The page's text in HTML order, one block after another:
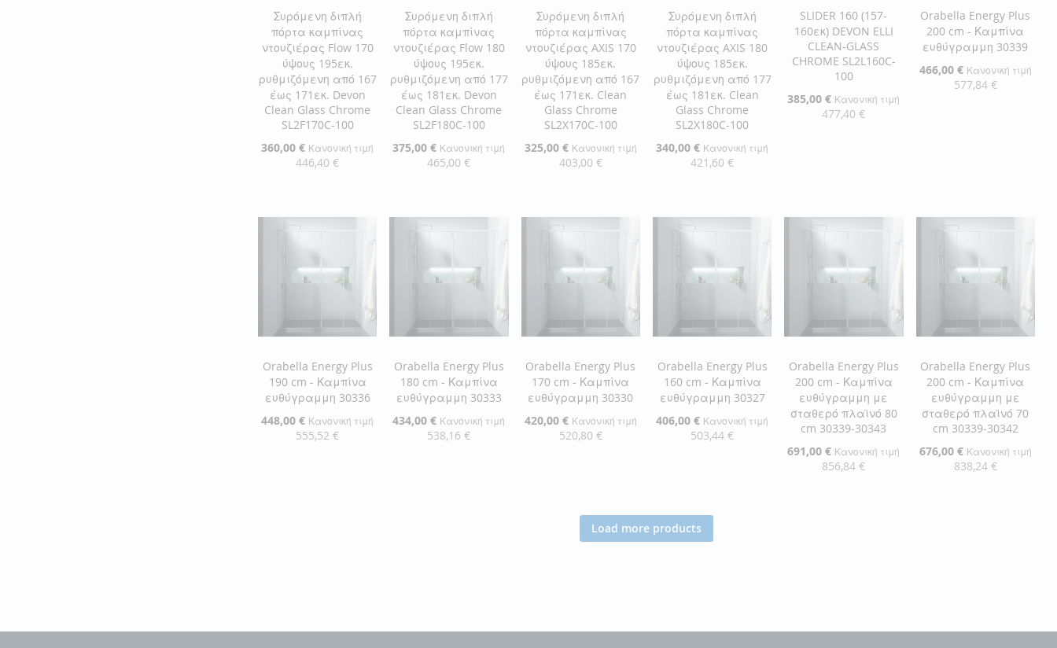
Συρόμενη διπλή
πόρτα καμπίνας
ντουζιέρας Flow 170
ύψους 195εκ.
ρυθμιζόμενη από 167
έως 171εκ. Devon
Clean Glass Chrome
SL2F170C-100
Ειδική
360,00 € Κανονική τιμή
446,40 €
ΠΡΟΣΘΉΚΗ
ΛΊΣΤΑ
Συρόμενη διπλή
πόρτα καμπίνας
ντουζιέρας Flow 180
ύψους 195εκ.
ρυθμιζόμενη από 177
έως 181εκ. Devon
Clean Glass Chrome
SL2F180C-100
Ειδική
375,00 € Κανονική τιμή
465,00 €
ΠΡΟΣΘΉΚΗ
ΛΊΣΤΑ
Συρόμενη διπλή
πόρτα καμπίνας
ντουζιέρας AXIS 170
ύψους 185εκ.
ρυθμιζόμενη από 167
έως 171εκ. Clean
Glass Chrome
SL2X170C-100
Ειδική
325,00 € Κανονική τιμή
403,00 €
ΠΡΟΣΘΉΚΗ
ΛΊΣΤΑ
Συρόμενη διπλή
πόρτα καμπίνας
ντουζιέρας AXIS 180
ύψους 185εκ.
ρυθμιζόμενη από 177
έως 181εκ. Clean
Glass Chrome
SL2X180C-100
Ειδική
340,00 € Κανονική τιμή
421,60 €
ΠΡΟΣΘΉΚΗ
ΛΊΣΤΑ
SLIDER 160 (157-
160εκ) DEVON ELLI
CLEAN-GLASS
CHROME SL2L160C-
100
Ειδική
385,00 € Κανονική τιμή
477,40 €
ΛΊΣΤΑ
ΕΠΙΘΥΜΙΏΝ
ΣΎΓΚΡΙΣΗ
Orabella Energy Plus
200 cm - Καμπίνα
ευθύγραμμη 30339
Ειδική
466,00 € Κανονική τιμή
577,84 €
ΕΠΙΘΥΜΙΏΝ
ΣΎΓΚΡΙΣΗ
Orabella Energy Plus
190 cm - Καμπίνα
ευθύγραμμη 30336
Ειδική
448,00 € Κανονική τιμή
555,52 €
Orabella Energy Plus
180 cm - Καμπίνα
ευθύγραμμη 30333
Ειδική
434,00 € Κανονική τιμή
538,16 €
Orabella Energy Plus
170 cm - Καμπίνα
ευθύγραμμη 30330
Ειδική
420,00 € Κανονική τιμή
520,80 €
ΠΡΟΣΘΉΚΗ
Orabella Energy Plus
160 cm - Καμπίνα
ευθύγραμμη 30327
Ειδική
406,00 € Κανονική τιμή
503,44 €
ΣΤΗ
ΠΡΟΣΘΉΚΗ
Orabella Energy Plus
200 cm - Καμπίνα
ευθύγραμμη με
σταθερό πλαϊνό 80
cm 30339-30343
Ειδική
691,00 € Κανονική τιμή
856,84 €
Orabella Energy Plus
200 cm - Καμπίνα
ευθύγραμμη με
σταθερό πλαϊνό 70
cm 30339-30342
Ειδική
676,00 € Κανονική τιμή
838,24 €
Load more products